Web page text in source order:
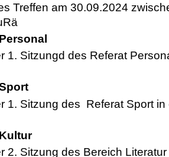
Treffen am 30.09.2024
1. Sitzungd des Referat
1. Sitzung des Referat Sport in
2. Sitzung des Bereich